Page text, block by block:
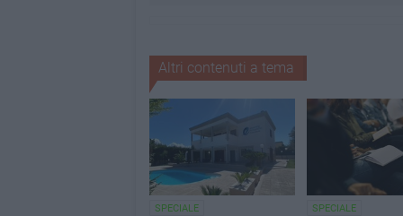
Altri contenuti a tema
SPECIALE SPECIALE